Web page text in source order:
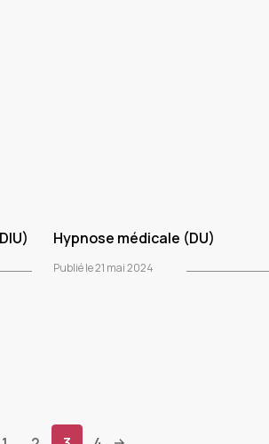
Hypnose médicale (DU)
Publié le 21 mai 2024